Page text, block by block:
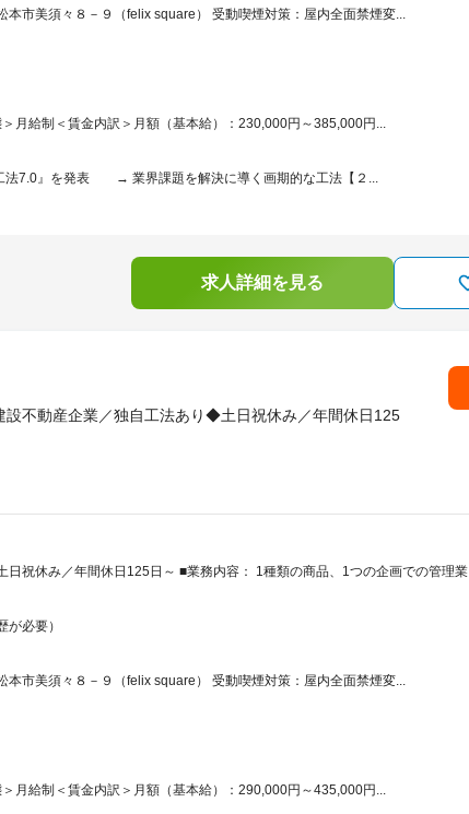
市美須々８－９（felix square） 受動喫煙対策：屋内全面禁煙変...
月給制＜賃金内訳＞月額（基本給）：230,000円～385,000円...
法7.0』を発表 → 業界課題を解決に導く画期的な工法【２...
求人詳細を見る
設不動産企業／独自工法あり◆土日祝休み／年間休日125
祝休み／年間休日125日～ ■業務内容： 1種類の商品、1つの企画での管理業
必要）
市美須々８－９（felix square） 受動喫煙対策：屋内全面禁煙変...
月給制＜賃金内訳＞月額（基本給）：290,000円～435,000円...